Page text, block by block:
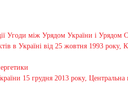
Угоди між Урядом України і
в Україні від 25 жовтня 1993 року,
15 грудня 2013 року, Центральна